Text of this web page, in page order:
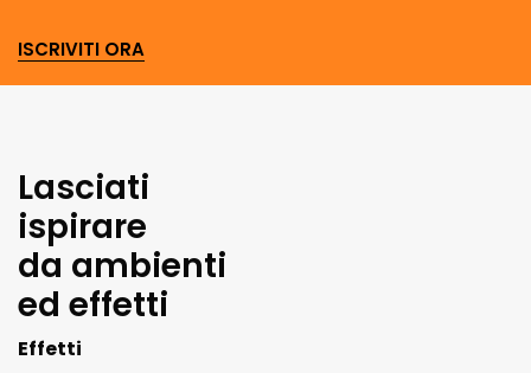
ISCRIVITI ORA
Lasciati
ispirare
da ambienti
ed effetti
Effetti